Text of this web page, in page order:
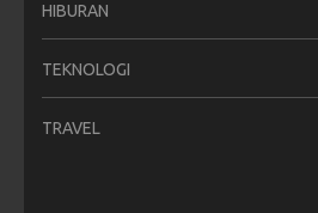
HIBURAN
TEKNOLOGI
TRAVEL